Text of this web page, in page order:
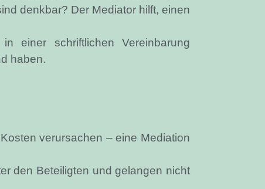
denkbar? Der Mediator hilft, einen
einer schriftlichen Vereinbarung
haben.
verursachen – eine Mediation
den Beteiligten und gelangen nicht